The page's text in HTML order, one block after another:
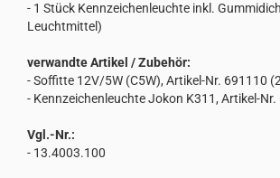
- 1 Stück Kennzeichenleuchte inkl.
Leuchtmittel)
verwandte Artikel / Zubehör:
- Soffitte 12V/5W (C5W), Artikel-Nr. 691110
- Kennzeichenleuchte Jokon K311, Artikel-Nr.
Vgl.-Nr.:
- 13.4003.100